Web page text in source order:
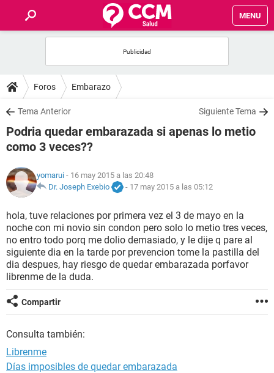
MENU
FOROS
SALUD
FAMILIA
NUTRICIÓN
SEXUALIDAD
GLOSARIO
Foros Embarazo
Tema Anterior Siguiente Tema
Podria quedar embarazada si apenas lo metio
como 3 veces??
yomarui - 16 may 2015 a las 20:48
Dr. Joseph Exebio
- 17 may 2015 a las 05:12
hola, tuve relaciones por primera vez el 3 de mayo en la
noche con mi novio sin condon pero solo lo metio tres veces,
no entro todo porq me dolio demasiado, y le dije q pare al
siguiente dia en la tarde por prevencion tome la pastilla del
dia despues, hay riesgo de quedar embarazada porfavor
librenme de la duda.
Compartir
Consulta también:
Librenme
Días imposibles de quedar embarazada